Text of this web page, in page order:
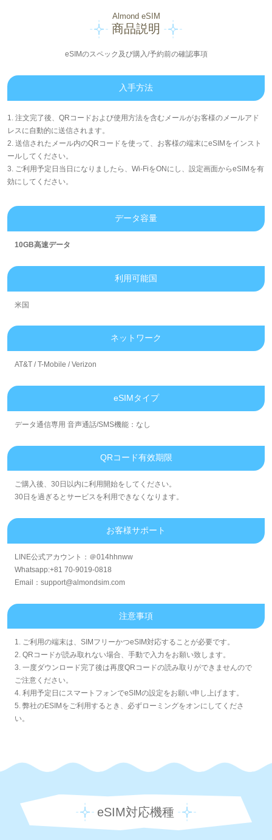
Almond eSIM
商品説明
eSIMのスペック及び購入/予約前の確認事項
入手方法
1. 注文完了後、QRコードおよび使用方法を含むメールがお客様のメールアド
レスに自動的に送信されます。
2. 送信されたメール内のQRコードを使って、お客様の端末にeSIMをインスト
ールしてください。
3. ご利用予定日当日になりましたら、Wi-FiをONにし、設定画面からeSIMを有
効にしてください。
データ容量
10GB高速データ
利用可能国
米国
ネットワーク
AT&T / T-Mobile / Verizon
eSIMタイプ
データ通信専用 音声通話/SMS機能：なし
QRコード有效期限
ご購入後、30日以内に利用開始をしてください。
30日を過ぎるとサービスを利用できなくなります。
お客様サポート
LINE公式アカウント：＠014hhnww
Whatsapp:+81 70-9019-0818
Email：support@almondsim.com
注意事項
1. ご利用の端末は、SIMフリーかつeSIM対応することが必要です。
2. QRコードが読み取れない場合、手動で入力をお願い致します。
3. 一度ダウンロード完了後は再度QRコードの読み取りができませんので
ご注意ください。
4. 利用予定日にスマートフォンでeSIMの設定をお願い申し上げます。
5. 弊社のESIMをご利用するとき、必ずローミングをオンにしてくださ
い。
eSIM対応機種